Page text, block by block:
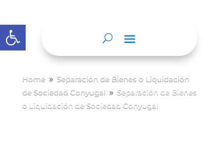
Abrir barra de herramientas
Home 9 Separación de Bienes o Liquidación
de Sociedad Conyugal 9 Separación de Bienes
o Liquidación de Sociedad Conyugal